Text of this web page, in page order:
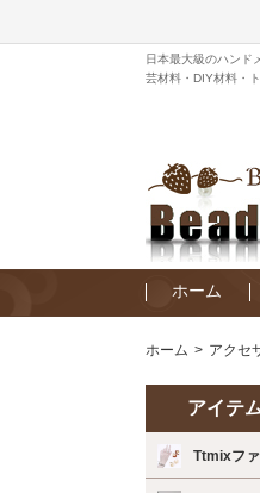
日本最大級のハンド
芸材料・DIY材料・
ホーム
ホーム アクセ
アイテ
Ttmixフ